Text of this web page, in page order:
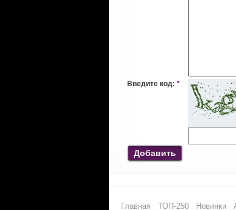
Введите код: *
Добавить
Главная ТОП-250 Новинки